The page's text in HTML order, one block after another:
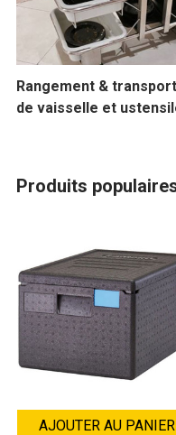
Rangement & transport
de vaisselle et
Produits
AJOUTER AU PANIER